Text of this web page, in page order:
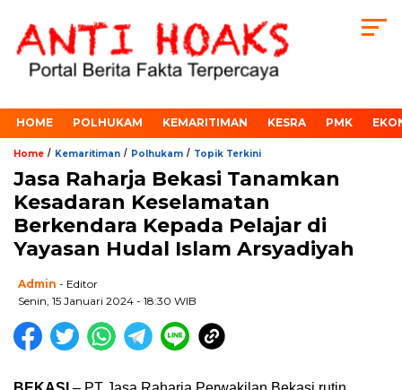
HOME POLHUKAM KEMARITIMAN KESRA PMK
Home / Kemaritiman / Polhukam / Topik Terkini
Jasa Raharja Bekasi Tanamkan
Kesadaran Keselamatan
Berkendara Kepada Pelajar di
Yayasan Hudal Islam Arsyadiyah
Admin - Editor
Senin, 15 Januari 2024 - 18:30 WIB